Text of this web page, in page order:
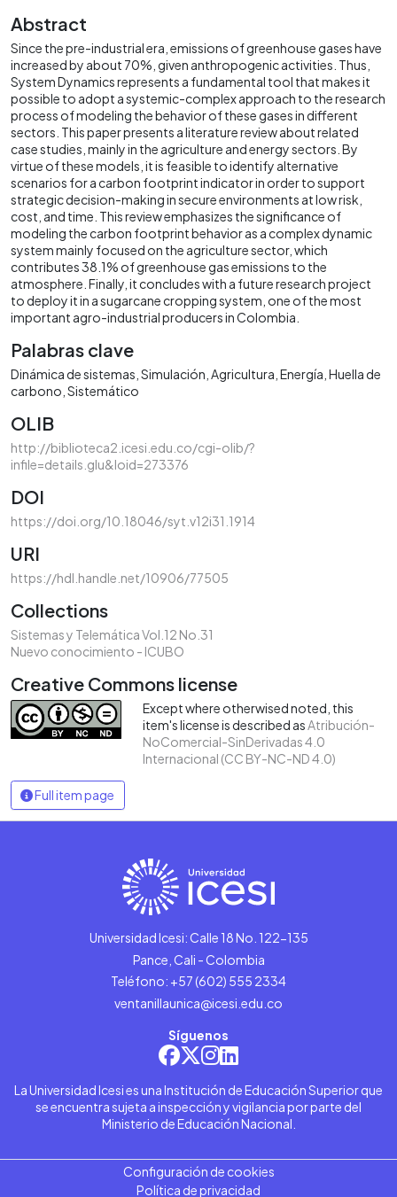
Abstract
Since the pre-industrial era, emissions of greenhouse gases have
increased by about 70%, given anthropogenic activities. Thus,
System Dynamics represents a fundamental tool that makes it
possible to adopt a systemic-complex approach to the research
process of modeling the behavior of these gases in different
sectors. This paper presents a literature review about related
case studies, mainly in the agriculture and energy sectors. By
virtue of these models, it is feasible to identify alternative
scenarios for a carbon footprint indicator in order to support
strategic decision-making in secure environments at low risk,
cost, and time. This review emphasizes the significance of
modeling the carbon footprint behavior as a complex dynamic
system mainly focused on the agriculture sector, which
contributes 38.1% of greenhouse gas emissions to the
atmosphere. Finally, it concludes with a future research project
to deploy it in a sugarcane cropping system, one of the most
important agro-industrial producers in Colombia.
Palabras clave
Dinámica de sistemas Simulación Agricultura Energía Huella de
carbono Sistemático
OLIB
http://biblioteca2.icesi.edu.co/cgi-olib/?
infile=details.glu&loid=273376
DOI
https://doi.org/10.18046/syt.v12i31.1914
URI
https://hdl.handle.net/10906/77505
Collections
Sistemas y Telemática Vol.12 No.31
Nuevo conocimiento - ICUBO
Creative Commons license
Except where otherwised noted, this
item's license is described asAtribución-
NoComercial-SinDerivadas 4.0
Internacional (CC BY-NC-ND 4.0)
Full item page
Universidad Icesi: Calle 18 No. 122-135
Pance, Cali - Colombia
Teléfono: +57 (602) 555 2334
ventanillaunica@icesi.edu.co
Síguenos
La Universidad Icesi es una Institución de Educación Superior que
se encuentra sujeta a inspección y vigilancia por parte del
Ministerio de Educación Nacional.
Configuración de cookies
Política de privacidad